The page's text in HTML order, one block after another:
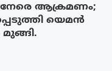
നേരെ ആക്രമണം;
യെമൻ